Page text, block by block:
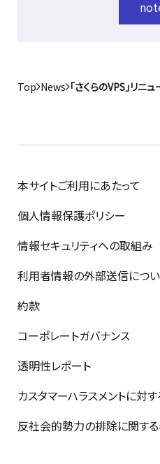
Top News 「さくらのVPS」リニ
本サイトご利用にあたって
個人情報保護ポリシー
情報セキュリティへの取組み
利用者情報の外部送信につ
約款
コーポレートガバナンス
透明性レポート
カスタマーハラスメントに対
反社会的勢力の排除に関す